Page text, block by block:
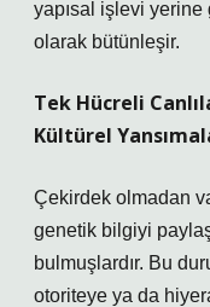
yapısal işlevi yerine
olarak bütünleşir.
Tek Hücreli
Kültürel
Çekirdek olmadan
genetik bilgiyi
bulmuşlardır. Bu
otoriteye ya da